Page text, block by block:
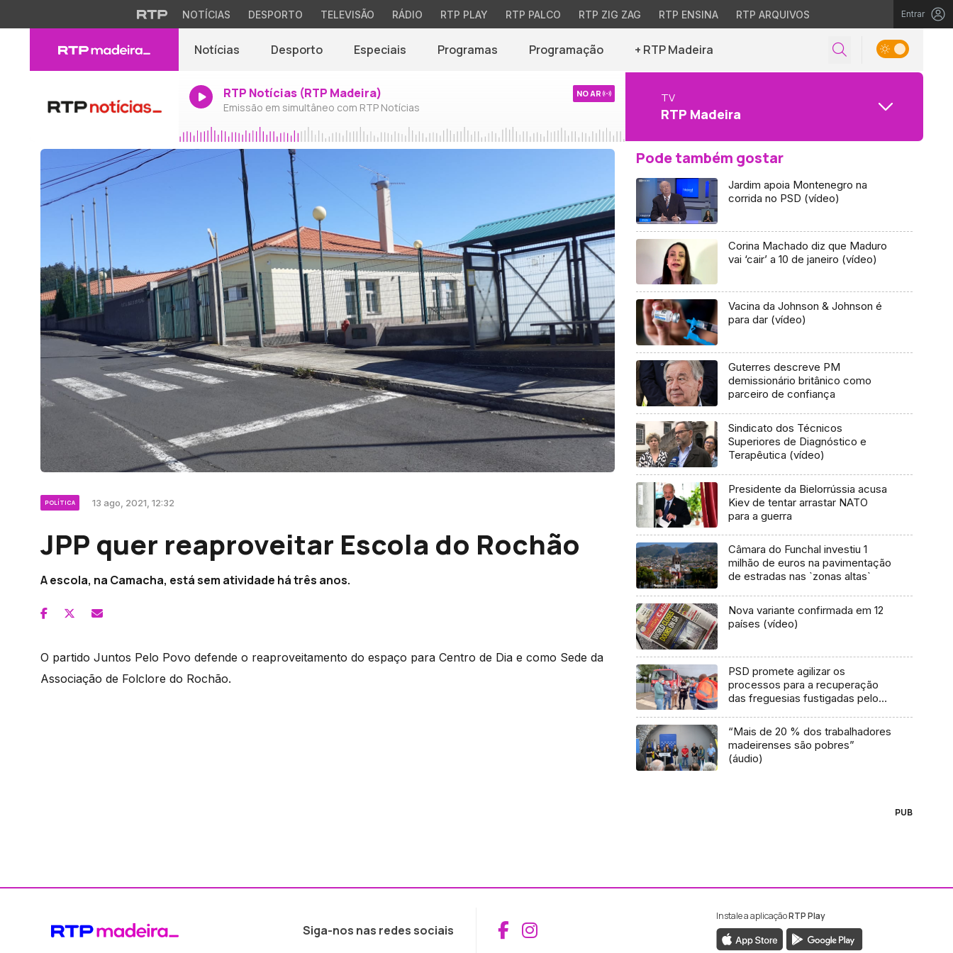
NOTÍCIAS DESPORTO TELEVISÃO RÁDIO RTP PLAY RTP PALCO RTP ZIG ZAG RTP ENSINA RTP ARQUIVOS Entrar
Notícias Desporto Especiais Programas Programação + RTP Madeira
RTP Notícias (RTP Madeira)
Emissão em simultâneo com RTP Notícias
NO AR TV
RTP Madeira
POLÍTICA 13 ago, 2021, 12:32
JPP quer reaproveitar Escola do Rochão
A escola, na Camacha, está sem atividade há três anos.
O partido Juntos Pelo Povo defende o reaproveitamento do espaço para Centro de Dia e como Sede da
Associação de Folclore do Rochão.
Pode também gostar
Jardim apoia Montenegro na
corrida no PSD (vídeo)
Corina Machado diz que Maduro
vai ‘cair’ a 10 de janeiro (vídeo)
Vacina da Johnson & Johnson é
para dar (vídeo)
Guterres descreve PM
demissionário britânico como
parceiro de confiança
Sindicato dos Técnicos
Superiores de Diagnóstico e
Terapêutica (vídeo)
Presidente da Bielorrússia acusa
Kiev de tentar arrastar NATO
para a guerra
Câmara do Funchal investiu 1
milhão de euros na pavimentação
de estradas nas `zonas altas`
Nova variante confirmada em 12
países (vídeo)
PSD promete agilizar os
processos para a recuperação
das freguesias fustigadas pelo
“Mais de 20 % dos trabalhadores
madeirenses são pobres”
(áudio)
PUB
Siga-nos nas redes sociais Aceder ao Facebook da RTP Madeira
Aceder ao Instagram da RTP Madeira
Instale a aplicaçãoRTP Play